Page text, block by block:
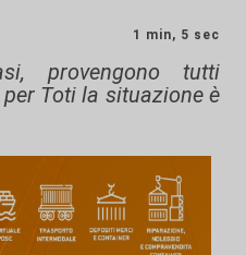
1 min, 5 sec
provengono tutti
Toti la situazione è